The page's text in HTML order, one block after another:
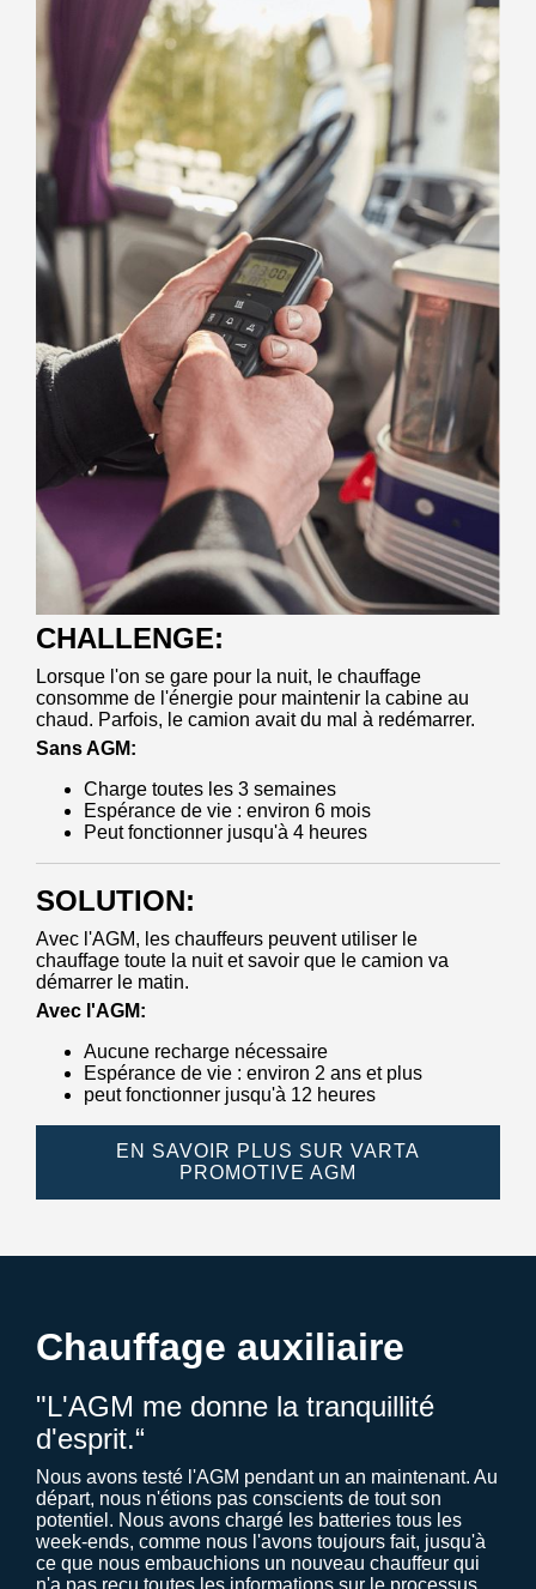
CHALLENGE:
Lorsque l'on se gare pour la nuit, le chauffage
consomme de l'énergie pour maintenir la cabine au
chaud. Parfois, le camion avait du mal à redémarrer.
Sans AGM:
Charge toutes les 3 semaines
Espérance de vie : environ 6 mois
Peut fonctionner jusqu'à 4 heures
SOLUTION:
Avec l'AGM, les chauffeurs peuvent utiliser le
chauffage toute la nuit et savoir que le camion va
démarrer le matin.
Avec l'AGM:
Aucune recharge nécessaire
Espérance de vie : environ 2 ans et plus
peut fonctionner jusqu'à 12 heures
EN SAVOIR PLUS SUR VARTA
PROMOTIVE AGM
Chauffage auxiliaire
"L'AGM me donne la tranquillité
d'esprit.“
Nous avons testé l'AGM pendant un an maintenant. Au
départ, nous n'étions pas conscients de tout son
potentiel. Nous avons chargé les batteries tous les
week-ends, comme nous l'avons toujours fait, jusqu'à
ce que nous embauchions un nouveau chauffeur qui
n'a pas reçu toutes les informations sur le processus